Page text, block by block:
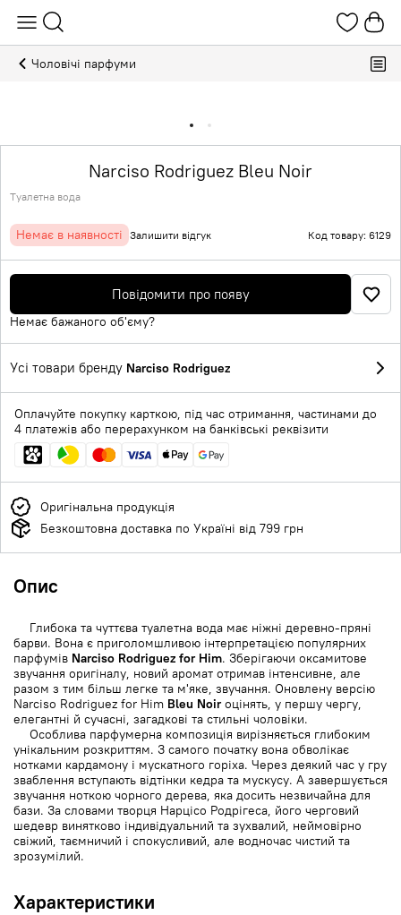
Чоловічі парфуми
Narciso Rodriguez Bleu Noir
Туалетна вода
Немає в наявності Залишити відгук Код товару: 6129
Повідомити про появу
Немає бажаного об'єму?
Усі товари бренду Narciso Rodriguez
Оплачуйте покупку карткою, під час отримання, частинами до
4 платежів або перерахунком на банківські реквізити
Оригінальна продукція
Безкоштовна доставка по Україні від 799 грн
Опис
Глибока та чуттєва туалетна вода має ніжні деревно-пряні
барви. Вона є приголомшливою інтерпретацією популярних
парфумів Narciso Rodriguez for Him. Зберігаючи оксамитове
звучання оригіналу, новий аромат отримав інтенсивне, але
разом з тим більш легке та м'яке, звучання. Оновлену версію
Narciso Rodriguez for Him Bleu Noirоцінять, у першу чергу,
елегантні й сучасні, загадкові та стильні чоловіки.
Особлива парфумерна композиція вирізняється глибоким
унікальним розкриттям. З самого початку вона обволікає
нотками кардамону і мускатного горіха. Через деякий час у гру
зваблення вступають відтінки кедра та мускусу. А завершується
звучання ноткою чорного дерева, яка досить незвичайна для
бази. За словами творця Нарцісо Родрігеса, його черговий
шедевр винятково індивідуальний та зухвалий, неймовірно
свіжий, таємничий і спокусливий, але водночас чистий та
зрозумілий.
Характеристики